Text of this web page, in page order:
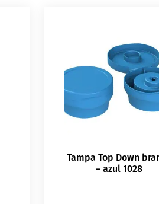
Tampa Top Down
– azul 1028